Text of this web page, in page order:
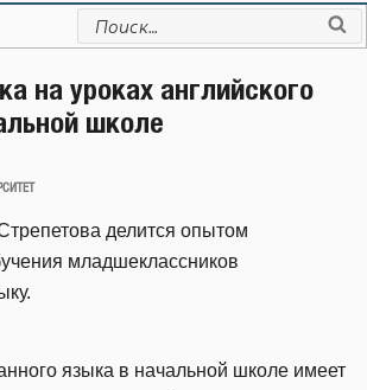
Искать:
на уроках английского
школе
делится опытом
младшеклассников
языка в начальной школе имеет